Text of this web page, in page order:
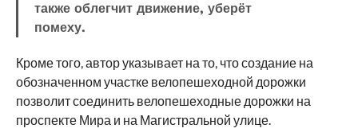
также облегчит движение, уберёт
помеху.
Кроме того, автор указывает на то, что создание на
обозначенном участке велопешеходной дорожки
позволит соединить велопешеходные дорожки на
проспекте Мира и на Магистральной улице.